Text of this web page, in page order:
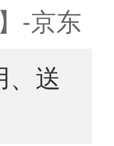
-京东
送